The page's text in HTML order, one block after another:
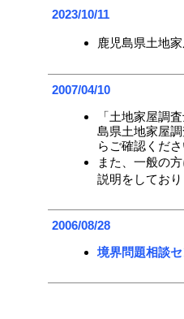
2023/10/11
鹿児島県土地
2007/04/10
「土地家屋調
島県土地家屋
らご確認くだ
また、一般の
説明をしてお
2006/08/28
境界問題相談